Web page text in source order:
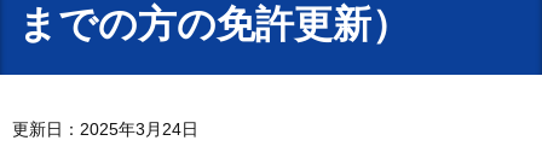
までの方の免許更新）
更新日：2025年3月24日